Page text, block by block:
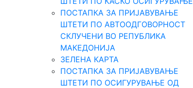
ПОСТАПКА ЗА ПРИЈАВУВАЊЕ
ШТЕТИ ПО АВТООДГОВОРНОСТ
СКЛУЧЕНИ ВО РЕПУБЛИКА
МАКЕДОНИЈА
ЗЕЛЕНА КАРТА
ПОСТАПКА ЗА ПРИЈАВУВАЊЕ
ШТЕТИ ПО ОСИГУРУВАЊЕ ОД